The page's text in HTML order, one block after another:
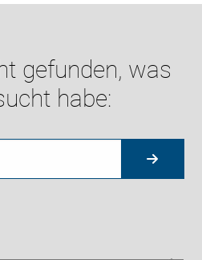
gefunden, was
habe: